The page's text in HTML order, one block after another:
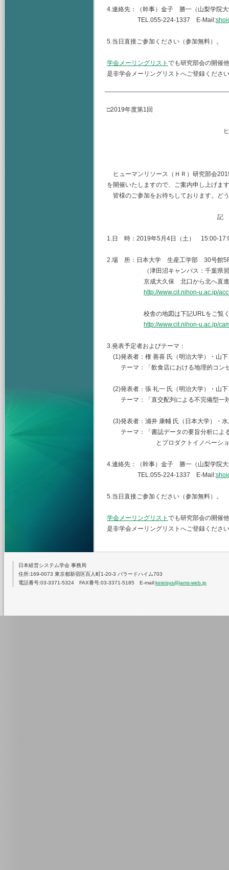
4.連絡先：（幹事）金子 勝一（山梨学院
TEL.055-224-1337 E-Mail:
5.当日直接ご参加ください（参加無料）。
学会メーリングリスト でも研究部会の開催
是非学会メーリングリストへご登録くださ
□2019年度第1回
ヒューマンリソース
ヒューマンリソース（ＨＲ）研究部会
を開催いたしますので、ご案内申し上げま
皆様のご参加をお待ちしております。ど
記
1.日 時：2019年5月4日（土） 15:00-
2.場 所：日本大学 生産工学部 30号館
（津田沼キャンパス：千葉県習志
京成大久保 北口から北へ直進
http://www.cit.nihon-u.ac.jp/
校舎の地図は下記URLをご覧くだ
http://www.cit.nihon-u.ac.jp/
3.発表予定者およびテーマ：
(1)発表者：権 善喜 氏（明治大学）・山
テーマ：「飲食店における地理的コン
(2)発表者：張 礼一 氏（明治大学）・山
テーマ：「直交配列による不完備型一
(3)発表者：浦井 康輔 氏（日本大学）・
テーマ：「書誌データの要旨分析によ
とプロダクトイノベーションの
4.連絡先：（幹事）金子 勝一（山梨学院
TEL.055-224-1337 E-Mail:
5.当日直接ご参加ください（参加無料）。
学会メーリングリスト でも研究部会の開催
是非学会メーリングリストへご登録くださ
日本経営システム学会 事務局
住所:169-0073 東京都新宿区百人町1-20-3 バラードハイム703
電話番号:03-3371-5324 FAX番号:03-3371-5185 E-mail:keieisys@jams-web.jp